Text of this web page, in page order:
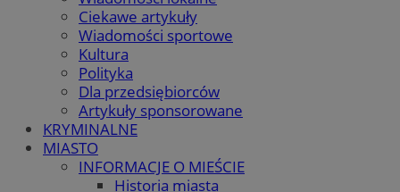
Ciekawe artykuły
Wiadomości sportowe
Kultura
Polityka
Dla przedsiębiorców
Artykuły sponsorowane
KRYMINALNE
MIASTO
INFORMACJE O MIEŚCIE
Historia miasta